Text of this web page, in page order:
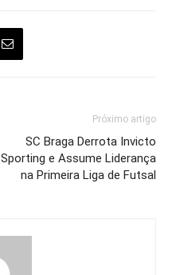
Próximo artigo
SC Braga Derrota Invicto
Sporting e Assume Liderança
na Primeira Liga de Futsal